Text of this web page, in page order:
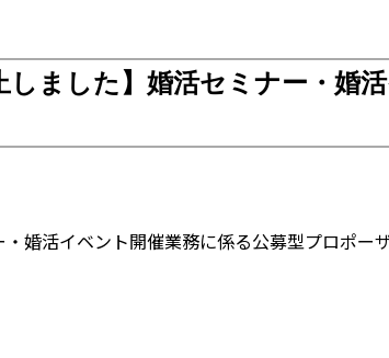
ました】婚活セミナー・婚
婚活イベント開催業務に係る公募型プロポ